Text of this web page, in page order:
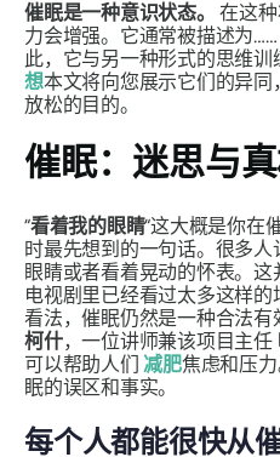
催眠是一种意识状态。
在这
力会增强。它通常被描述为
此，它与另一种形式的思维训
想本文将向您展示它们的异同
放松的目的。
催眠：迷思与
“看着我的眼睛“这大概是你在
时最先想到的一句话。很多
眼睛或者看着晃动的怀表。
电视剧里已经看过太多这样
看法，催眠仍然是一种合法有
柯什，一位讲师兼该项目主任
可以帮助人们 减肥焦虑和压
眠的误区和事实。
每个人都能很快从